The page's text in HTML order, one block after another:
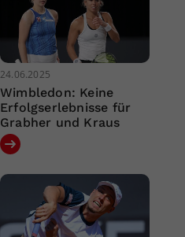
24.06.2025
Wimbledon: Keine
Erfolgserlebnisse für
Grabher und Kraus